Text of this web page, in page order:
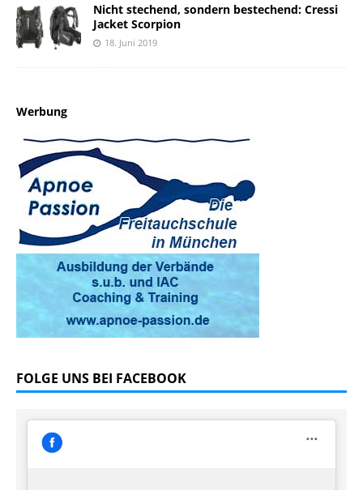
Nicht stechend, sondern bestechend: Cressi
Jacket Scorpion
18. Juni 2019
Werbung
FOLGE UNS BEI FACEBOOK